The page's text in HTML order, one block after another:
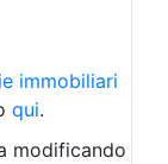
immobiliari
qui.
modificando